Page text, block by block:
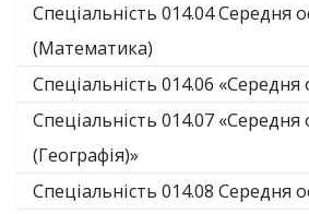
Спеціальність 014.04 Середня
(Математика)
Спеціальність 014.06 «Середня
Спеціальність 014.07 «Середня
(Географія)»
Спеціальність 014.08 Середня